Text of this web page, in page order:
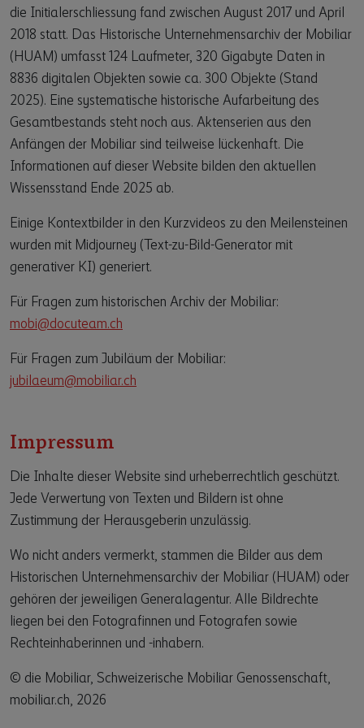
die Initialerschliessung fand zwischen August 2017 und April
2018 statt. Das Historische Unternehmensarchiv der Mobiliar
(HUAM) umfasst 124 Laufmeter, 320 Gigabyte Daten in
8836 digitalen Objekten sowie ca. 300 Objekte (Stand
2025). Eine systematische historische Aufarbeitung des
Gesamtbestands steht noch aus. Aktenserien aus den
Anfängen der Mobiliar sind teilweise lückenhaft. Die
Informationen auf dieser Website bilden den aktuellen
Wissensstand Ende 2025 ab.
Einige Kontextbilder in den Kurzvideos zu den Meilensteinen
wurden mit Midjourney (Text-zu-Bild-Generator mit
generativer KI) generiert.
Für Fragen zum historischen Archiv der Mobiliar:
mobi@docuteam.ch
Für Fragen zum Jubiläum der Mobiliar:
jubilaeum@mobiliar.ch
Impressum
Die Inhalte dieser Website sind urheberrechtlich geschützt.
Jede Verwertung von Texten und Bildern ist ohne
Zustimmung der Herausgeberin unzulässig.
Wo nicht anders vermerkt, stammen die Bilder aus dem
Historischen Unternehmensarchiv der Mobiliar (HUAM) oder
gehören der jeweiligen Generalagentur. Alle Bildrechte
liegen bei den Fotografinnen und Fotografen sowie
Rechteinhaberinnen und -inhabern.
© die Mobiliar, Schweizerische Mobiliar Genossenschaft,
mobiliar.ch, 2026